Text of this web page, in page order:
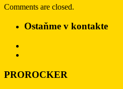
Comments are closed.
Ostaňme v kontakte
PROROCKER